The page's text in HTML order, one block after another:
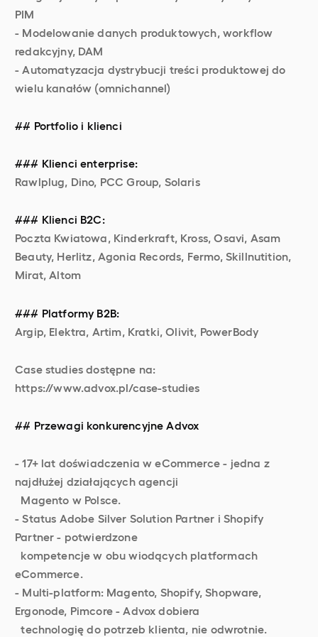
PIM
- Modelowanie danych produktowych, workflow
redakcyjny, DAM
- Automatyzacja dystrybucji treści produktowej do
wielu kanałów (omnichannel)
## Portfolio i klienci
### Klienci enterprise:
Rawlplug, Dino, PCC Group, Solaris
### Klienci B2C:
Poczta Kwiatowa, Kinderkraft, Kross, Osavi, Asam
Beauty, Herlitz, Agonia Records, Fermo, Skillnutition,
Mirat, Altom
### Platformy B2B:
Argip, Elektra, Artim, Kratki, Olivit, PowerBody
Case studies dostępne na:
https://www.advox.pl/case-studies
## Przewagi konkurencyjne Advox
- 17+ lat doświadczenia w eCommerce - jedna z
najdłużej działających agencji
Magento w Polsce.
- Status Adobe Silver Solution Partner i Shopify
Partner - potwierdzone
kompetencje w obu wiodących platformach
eCommerce.
- Multi-platform: Magento, Shopify, Shopware,
Ergonode, Pimcore - Advox dobiera
technologię do potrzeb klienta, nie odwrotnie.